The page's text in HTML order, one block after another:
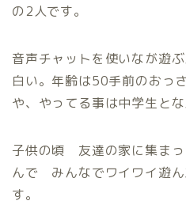
の2人です。
音声チャットを使いなが遊
白い。年齢は50手前のおっ
や、やってる事は中学生とな
子供の頃 友達の家に集ま
んで みんなでワイワイ遊ん
す。